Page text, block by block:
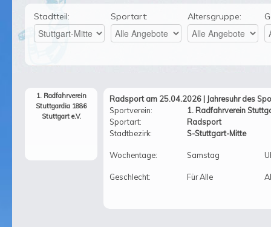
Stadtteil: Sportart: Altersgruppe:
1. Radfahrverein
Stuttgardia 1886
Stuttgart e.V.
Radsport am 25.04.2026 | Jahresuhr des
Sportverein:
1. Radfahrverein
Sportart:
Radsport
Stadtbezirk:
S-Stuttgart-Mitte
Wochentage: Samstag
Geschlecht: Für Alle